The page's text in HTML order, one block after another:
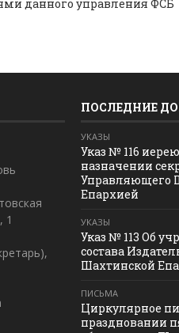
данного управления ФСБ
1
ПОСЛЕДНИЕ
УКАЗЫ
Указ № 116
назначении
Управляющего
Епархией
УКАЗЫ
Указ № 113 Об
состава
Шахтинской
ПИСЬМА
Циркулярное
праздновании